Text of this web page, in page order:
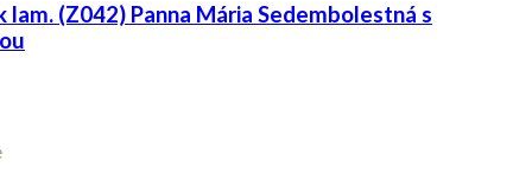
lam. (Z042) Panna Mária Sedembolestná s